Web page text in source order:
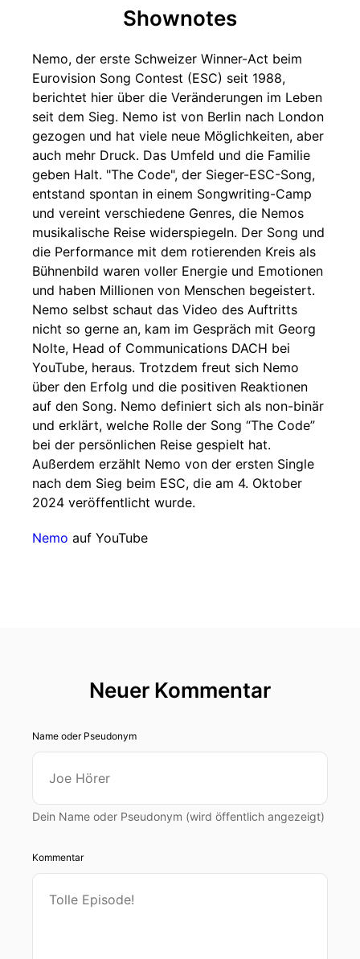
Shownotes
Nemo, der erste Schweizer Winner-Act beim
Eurovision Song Contest (ESC) seit 1988,
berichtet hier über die Veränderungen im Leben
seit dem Sieg. Nemo ist von Berlin nach London
gezogen und hat viele neue Möglichkeiten, aber
auch mehr Druck. Das Umfeld und die Familie
geben Halt. "The Code", der Sieger-ESC-Song,
entstand spontan in einem Songwriting-Camp
und vereint verschiedene Genres, die Nemos
musikalische Reise widerspiegeln. Der Song und
die Performance mit dem rotierenden Kreis als
Bühnenbild waren voller Energie und Emotionen
und haben Millionen von Menschen begeistert.
Nemo selbst schaut das Video des Auftritts
nicht so gerne an, kam im Gespräch mit Georg
Nolte, Head of Communications DACH bei
YouTube, heraus. Trotzdem freut sich Nemo
über den Erfolg und die positiven Reaktionen
auf den Song. Nemo definiert sich als non-binär
und erklärt, welche Rolle der Song “The Code”
bei der persönlichen Reise gespielt hat.
Außerdem erzählt Nemo von der ersten Single
nach dem Sieg beim ESC, die am 4. Oktober
2024 veröffentlicht wurde.
Nemo auf YouTube
Neuer Kommentar
Name oder Pseudonym
Dein Name oder Pseudonym (wird öffentlich angezeigt)
Kommentar